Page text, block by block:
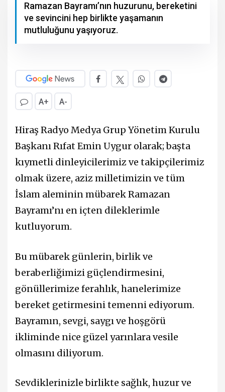
Ramazan Bayramı’nın huzurunu, bereketini
ve sevincini hep birlikte yaşamanın
mutluluğunu yaşıyoruz.
A+ A-
Hiraş Radyo Medya Grup Yönetim Kurulu
Başkanı Rıfat Emin Uygur olarak; başta
kıymetli dinleyicilerimiz ve takipçilerimiz
olmak üzere, aziz milletimizin ve tüm
İslam aleminin mübarek Ramazan
Bayramı’nı en içten dileklerimle
kutluyorum.
Bu mübarek günlerin, birlik ve
beraberliğimizi güçlendirmesini,
gönüllerimize ferahlık, hanelerimize
bereket getirmesini temenni ediyorum.
Bayramın, sevgi, saygı ve hoşgörü
ikliminde nice güzel yarınlara vesile
olmasını diliyorum.
Sevdiklerinizle birlikte sağlık, huzur ve